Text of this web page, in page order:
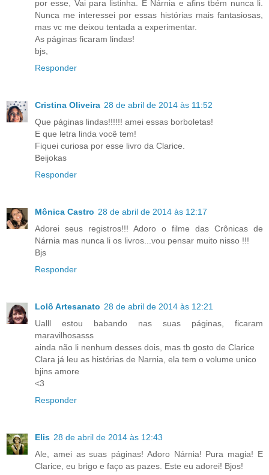
por esse, Vai para listinha. E Nárnia e afins tbém nunca li.
Nunca me interessei por essas histórias mais fantasiosas,
mas vc me deixou tentada a experimentar.
As páginas ficaram lindas!
bjs,
Responder
Cristina Oliveira 28 de abril de 2014 às 11:52
Que páginas lindas!!!!!! amei essas borboletas!
E que letra linda você tem!
Fiquei curiosa por esse livro da Clarice.
Beijokas
Responder
Mônica Castro 28 de abril de 2014 às 12:17
Adorei seus registros!!! Adoro o filme das Crônicas de
Nárnia mas nunca li os livros...vou pensar muito nisso !!!
Bjs
Responder
Lolô Artesanato 28 de abril de 2014 às 12:21
Ualll estou babando nas suas páginas, ficaram
maravilhosasss
ainda não li nenhum desses dois, mas tb gosto de Clarice
Clara já leu as histórias de Narnia, ela tem o volume unico
bjins amore
<3
Responder
Elis 28 de abril de 2014 às 12:43
Ale, amei as suas páginas! Adoro Nárnia! Pura magia! E
Clarice, eu brigo e faço as pazes. Este eu adorei! Bjos!